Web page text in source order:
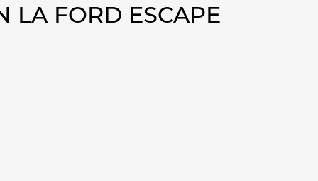
LA FORD ESCAPE